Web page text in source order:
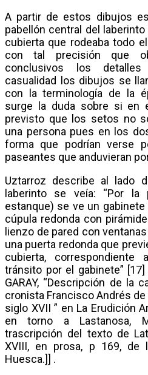
A partir de estos dibujos
pabellón central del
cubierta que rodeaba todo
con tal precisión que
conclusivos los
casualidad los dibujos se
con la terminología de la
surge la duda sobre si en
previsto que los setos no
una persona pues en los
forma que podrían verse
paseantes que anduvieran
Uztarroz describe al lado
laberinto se veía: “Por la
estanque) se ve un
cúpula redonda con
lienzo de pared con
una puerta redonda que
cubierta,
tránsito por el gabinete”
GARAY, “Descripción de la
cronista Francisco Andrés
siglo XVII ” en La Erudición
en torno a Lastanosa,
trascripción del texto de
XVIII, en prosa, p 169, de
Huesca.]] .